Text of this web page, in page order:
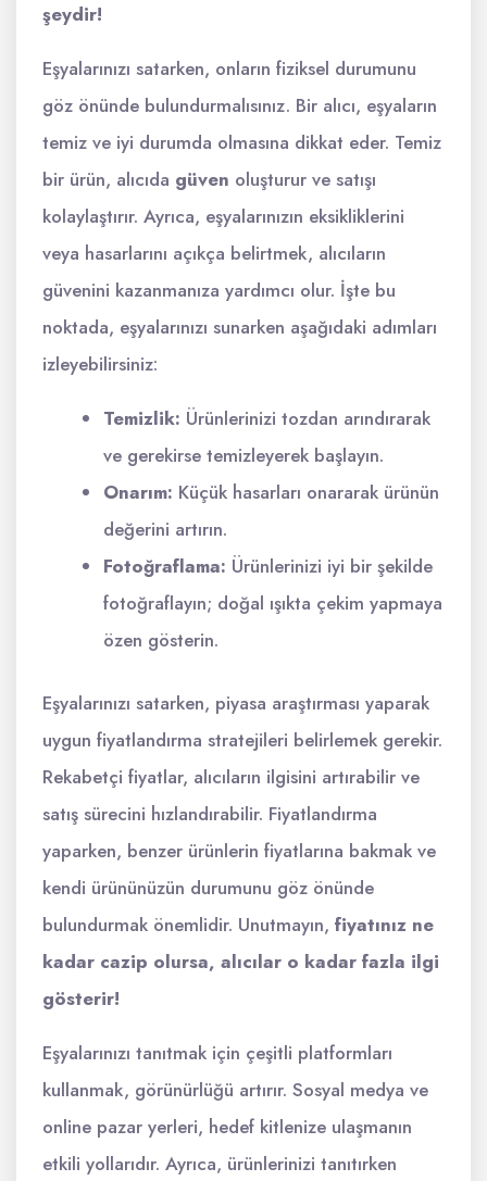
şeydir!
Eşyalarınızı satarken, onların fiziksel durumunu
göz önünde bulundurmalısınız. Bir alıcı, eşyaların
temiz ve iyi durumda olmasına dikkat eder. Temiz
bir ürün, alıcıda güven oluşturur ve satışı
kolaylaştırır. Ayrıca, eşyalarınızın eksikliklerini
veya hasarlarını açıkça belirtmek, alıcıların
güvenini kazanmanıza yardımcı olur. İşte bu
noktada, eşyalarınızı sunarken aşağıdaki adımları
izleyebilirsiniz:
Temizlik: Ürünlerinizi tozdan arındırarak
ve gerekirse temizleyerek başlayın.
Onarım: Küçük hasarları onararak ürünün
değerini artırın.
Fotoğraflama: Ürünlerinizi iyi bir şekilde
fotoğraflayın; doğal ışıkta çekim yapmaya
özen gösterin.
Eşyalarınızı satarken, piyasa araştırması yaparak
uygun fiyatlandırma stratejileri belirlemek gerekir.
Rekabetçi fiyatlar, alıcıların ilgisini artırabilir ve
satış sürecini hızlandırabilir. Fiyatlandırma
yaparken, benzer ürünlerin fiyatlarına bakmak ve
kendi ürününüzün durumunu göz önünde
bulundurmak önemlidir. Unutmayın, fiyatınız ne
kadar cazip olursa, alıcılar o kadar fazla ilgi
gösterir!
Eşyalarınızı tanıtmak için çeşitli platformları
kullanmak, görünürlüğü artırır. Sosyal medya ve
online pazar yerleri, hedef kitlenize ulaşmanın
etkili yollarıdır. Ayrıca, ürünlerinizi tanıtırken